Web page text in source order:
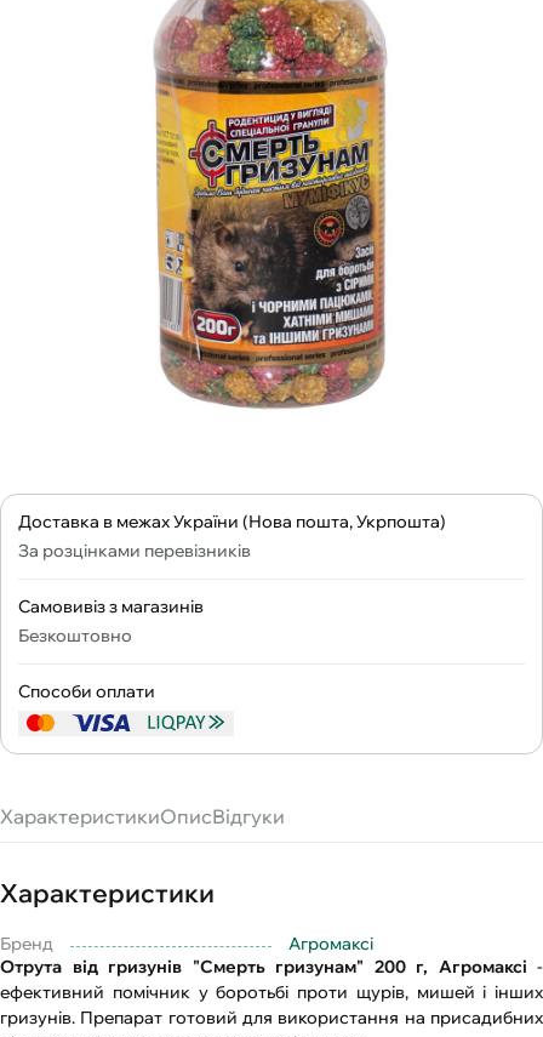
Доставка в межах України (Нова пошта, Укрпошта)
За розцінками перевізників
Самовивіз з магазинів
Безкоштовно
Способи оплати
ХарактеристикиОписВідгуки
Характеристики
Бренд
Агромаксі
Отрута від гризунів "Смерть гризунам" 200 г, Агромаксі -
ефективний помічник у боротьбі проти щурів, мишей і інших
гризунів. Препарат готовий для використання на присадибних